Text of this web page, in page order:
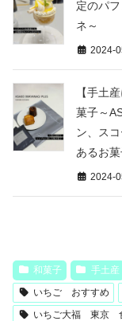
定のパ
ネ～
2024-
【手土
菓子～
ン、ス
あるお
2024-
和菓子 手土産
いちご おすすめ
いちご大福 東京